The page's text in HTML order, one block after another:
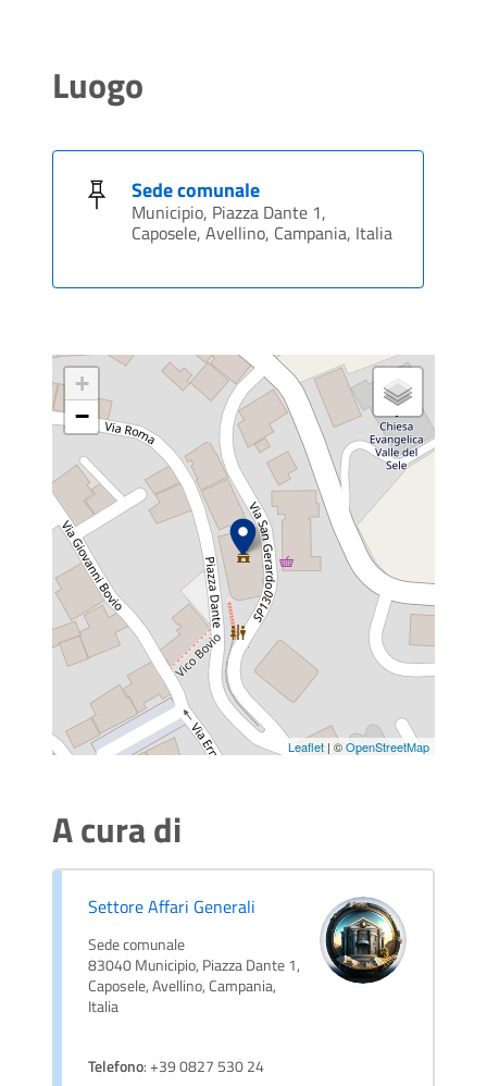
Luogo
Sede comunale
Municipio, Piazza Dante 1,
Caposele, Avellino, Campania, Italia
+
−
Leaflet | ©OpenStreetMap
A cura di
Settore Affari Generali
Sede comunale
83040 Municipio, Piazza Dante 1,
Caposele, Avellino, Campania,
Italia
Telefono: +39 0827 530 24